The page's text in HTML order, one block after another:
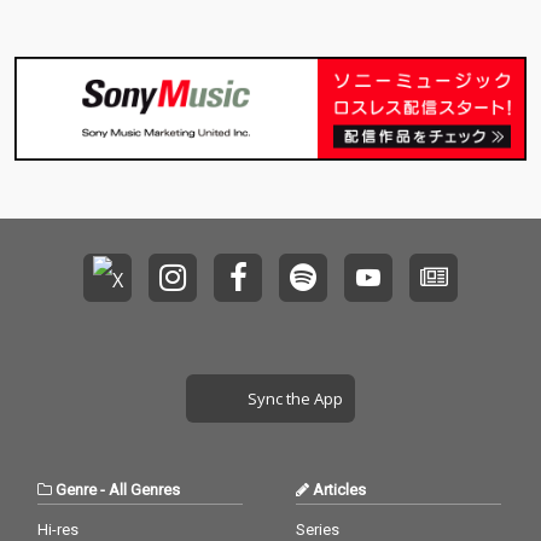
Sync the App
Genre-All Genres
Hi-res
Articles
Series